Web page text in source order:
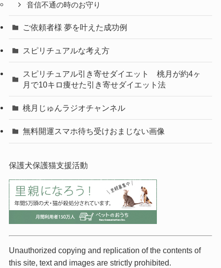
音信不通の時のお守り
ご依頼者様 夢を叶えた成功例
スピリチュアルな考え方
スピリチュアル引き寄せダイエット 桃月が約4ヶ
月で10キロ痩せた引き寄せダイエット法
桃月じゅんラジオチャンネル
無料開運スマホ待ち受けおまじない画像
保護犬保護猫支援活動
Unauthorized copying and replication of the contents of
this site, text and images are strictly prohibited.